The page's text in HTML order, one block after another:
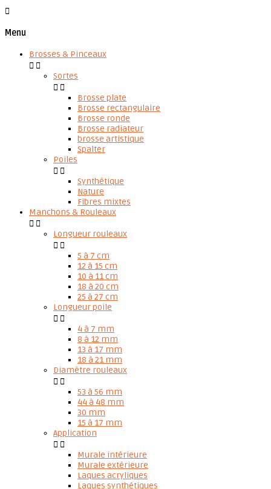

Menu
Brosses & Pinceaux
 
Sortes
 
Brosse plate
Brosse rectangulaire
Brosse ronde
Brosse radiateur
brosse artistique
Spalter
Poiles
 
Synthétique
Nature
Fibres mixtes
Manchons & Rouleaux
 
Longueur rouleaux
 
5 à 7 cm
12 à 15 cm
10 à 11 cm
18 à 20 cm
25 à 27 cm
Longueur poile
 
4 à 7 mm
8 à 12 mm
13 à 17 mm
18 à 21 mm
Diamètre rouleaux
 
53 à 56 mm
44 à 48 mm
30 mm
15 à 17 mm
Application
 
Murale intérieure
Murale extérieure
Laques acryliques
Laques synthétiques